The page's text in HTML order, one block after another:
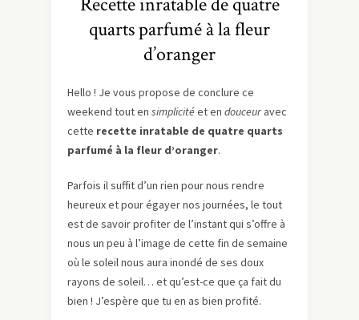
quarts parfumé à la fleur
d’oranger
Hello ! Je vous propose de conclure ce
weekend tout en simplicitéet en douceuravec
cette recette inratable de quatre quarts
parfumé à la fleur d’oranger.
Parfois il suffit d’un rien pour nous rendre
heureux et pour égayer nos journées, le tout
est de savoir profiter de l’instant qui s’offre à
nous un peu à l’image de cette fin de semaine
où le soleil nous aura inondé de ses doux
rayons de soleil… et qu’est-ce que ça fait du
bien ! J’espère que tu en as bien profité.